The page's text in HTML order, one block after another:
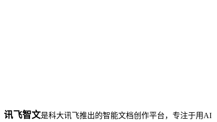
讯飞智文是科大讯飞推出的智能文档创作平台，专注于用AI